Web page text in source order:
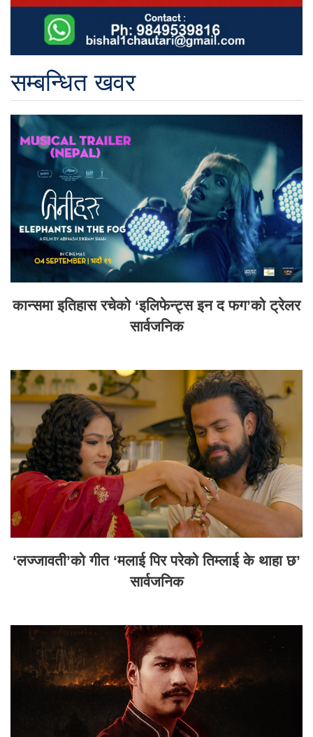
सम्बन्धित खवर
कान्समा इतिहास रचेको ‘इलिफेन्ट्स इन द फग’को ट्रेलर
सार्वजनिक
‘लज्जावती’को गीत ‘मलाई पिर परेको तिम्लाई के थाहा छ’
सार्वजनिक